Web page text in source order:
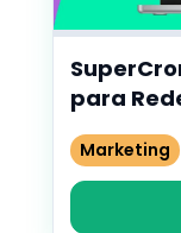
para
Marketing